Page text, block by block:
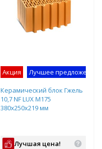
Акция Лучшее предложение
Керамический блок Гжель
10,7 NF LUX М175
380х250х219 мм
Лучшая цена!